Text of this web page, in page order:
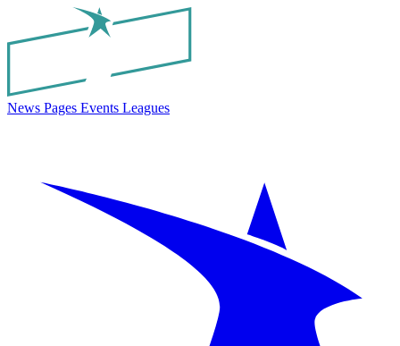
News Pages Events Leagues